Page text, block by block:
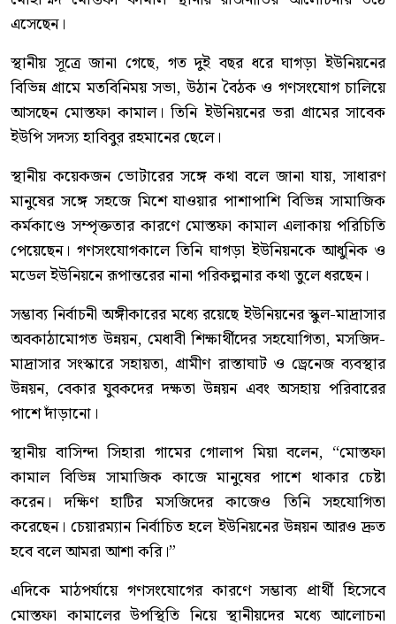
এসেছেন।
স্থানীয় সূত্রে জানা গেছে, গত দুই বছর ধরে ঘাগড়া ইউনিয়নের
বিভিন্ন গ্রামে মতবিনিময় সভা, উঠান বৈঠক ও গণসংযোগ চালিয়ে
আসছেন মোস্তফা কামাল। তিনি ইউনিয়নের ভরা গ্রামের সাবেক
ইউপি সদস্য হাবিবুর রহমানের ছেলে।
স্থানীয় কয়েকজন ভোটারের সঙ্গে কথা বলে জানা যায়, সাধারণ
মানুষের সঙ্গে সহজে মিশে যাওয়ার পাশাপাশি বিভিন্ন সামাজিক
কর্মকাণ্ডে সম্পৃক্ততার কারণে মোস্তফা কামাল এলাকায় পরিচিতি
পেয়েছেন। গণসংযোগকালে তিনি ঘাগড়া ইউনিয়নকে আধুনিক ও
মডেল ইউনিয়নে রূপান্তরের নানা পরিকল্পনার কথা তুলে ধরছেন।
সম্ভাব্য নির্বাচনী অঙ্গীকারের মধ্যে রয়েছে ইউনিয়নের স্কুল-মাদ্রাসার
অবকাঠামোগত উন্নয়ন, মেধাবী শিক্ষার্থীদের সহযোগিতা, মসজিদ-
মাদ্রাসার সংস্কারে সহায়তা, গ্রামীণ রাস্তাঘাট ও ড্রেনেজ ব্যবস্থার
উন্নয়ন, বেকার যুবকদের দক্ষতা উন্নয়ন এবং অসহায় পরিবারের
পাশে দাঁড়ানো।
স্থানীয় বাসিন্দা সিহারা গামের গোলাপ মিয়া বলেন, “মোস্তফা
কামাল বিভিন্ন সামাজিক কাজে মানুষের পাশে থাকার চেষ্টা
করেন। দক্ষিণ হাটির মসজিদের কাজেও তিনি সহযোগিতা
করেছেন। চেয়ারম্যান নির্বাচিত হলে ইউনিয়নের উন্নয়ন আরও দ্রুত
হবে বলে আমরা আশা করি।”
এদিকে মাঠপর্যায়ে গণসংযোগের কারণে সম্ভাব্য প্রার্থী হিসেবে
মোস্তফা কামালের উপস্থিতি নিয়ে স্থানীয়দের মধ্যে আলোচনা